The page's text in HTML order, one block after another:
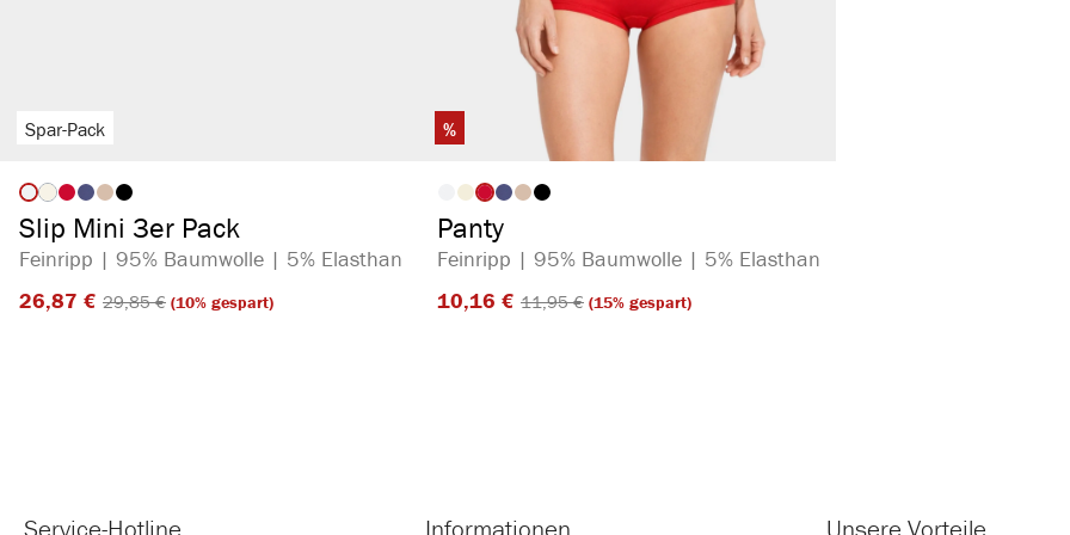
Spar-Pack
Artikelfarbe
(Diese Option ist zurzeit nicht verfügbar.)
Slip Mini 3er Pack
Feinripp | 95% Baumwolle | 5% Elasthan
26,87 €​ 29,85 €​ (10% gespart)
%
Artikelfarbe
Panty
Feinripp | 95% Baumwolle | 5% Elasthan
10,16 €​ 11,95 €​ (15% gespart)